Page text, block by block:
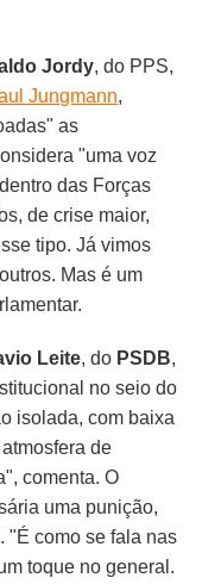
Jordy, do PPS,
Jungmann,
as
"uma voz
das Forças
de crise maior,
tipo. Já vimos
Mas é um
Leite, do PSDB,
no seio do
isolada, com baixa
de
comenta. O
uma punição,
"É como se fala nas
toque no general.